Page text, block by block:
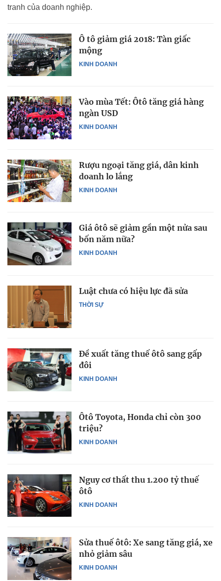
tranh của doanh nghiệp.
KINH DOANH
Ô tô giảm giá 2018: Tàn giấc
mộng
KINH DOANH
Vào mùa Tết: Ôtô tăng giá hàng
ngàn USD
KINH DOANH
Rượu ngoại tăng giá, dân kinh
doanh lo lắng
KINH DOANH
Giá ôtô sẽ giảm gần một nửa sau
bốn năm nữa?
THỜI SỰ
Luật chưa có hiệu lực đã sửa
KINH DOANH
Đề xuất tăng thuế ôtô sang gấp
đôi
KINH DOANH
Ôtô Toyota, Honda chỉ còn 300
triệu?
KINH DOANH
Nguy cơ thất thu 1.200 tỷ thuế
ôtô
KINH DOANH
Sửa thuế ôtô: Xe sang tăng giá, xe
nhỏ giảm sâu